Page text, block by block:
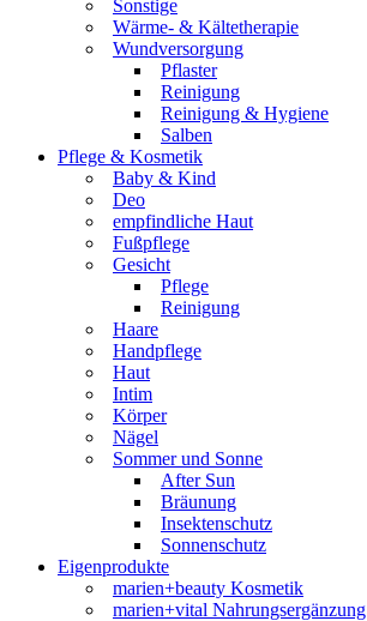
Sonstige
Wärme- & Kältetherapie
Wundversorgung
Pflaster
Reinigung
Reinigung & Hygiene
Salben
Pflege & Kosmetik
Baby & Kind
Deo
empfindliche Haut
Fußpflege
Gesicht
Pflege
Reinigung
Haare
Handpflege
Haut
Intim
Körper
Nägel
Sommer und Sonne
After Sun
Bräunung
Insektenschutz
Sonnenschutz
Eigenprodukte
marien+beauty Kosmetik
marien+vital Nahrungsergänzung